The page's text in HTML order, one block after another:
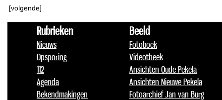
[volgende]
Rubrieken
Nieuws
Opsporing
112
Agenda
Bekendmakingen
Beeld
Fotoboek
Videotheek
Ansichten Oude Pekela
Ansichten Nieuwe Pekela
Fotoarchief Jan van Burg